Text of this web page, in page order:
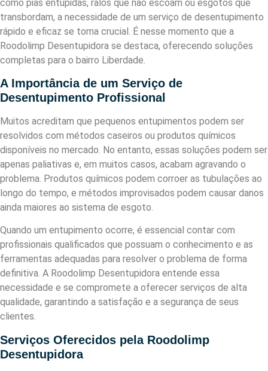
como pias entupidas, ralos que não escoam ou esgotos que
transbordam, a necessidade de um serviço de desentupimento
rápido e eficaz se torna crucial. É nesse momento que a
Roodolimp Desentupidora se destaca, oferecendo soluções
completas para o bairro Liberdade.
A Importância de um Serviço de
Desentupimento Profissional
Muitos acreditam que pequenos entupimentos podem ser
resolvidos com métodos caseiros ou produtos químicos
disponíveis no mercado. No entanto, essas soluções podem ser
apenas paliativas e, em muitos casos, acabam agravando o
problema. Produtos químicos podem corroer as tubulações ao
longo do tempo, e métodos improvisados podem causar danos
ainda maiores ao sistema de esgoto.
Quando um entupimento ocorre, é essencial contar com
profissionais qualificados que possuam o conhecimento e as
ferramentas adequadas para resolver o problema de forma
definitiva. A Roodolimp Desentupidora entende essa
necessidade e se compromete a oferecer serviços de alta
qualidade, garantindo a satisfação e a segurança de seus
clientes.
Serviços Oferecidos pela Roodolimp
Desentupidora